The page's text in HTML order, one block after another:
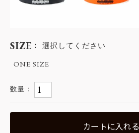
SIZE 選択してください
ONE SIZE
カートに入れる